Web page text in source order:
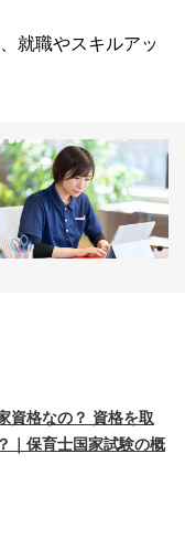
就職やスキルアッ
資格なの？ 資格を取
｜保育士国家試験の概